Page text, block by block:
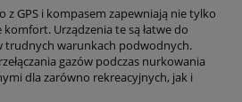
GPS i kompasem zapewniają nie tylko
Urządzenia te są łatwe do
trudnych warunkach podwodnych.
gazów podczas nurkowania
dla zarówno rekreacyjnych, jak i